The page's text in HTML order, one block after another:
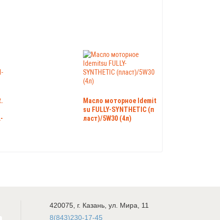
Масло моторное Idemit
su FULLY-SYNTHETIC (п
ласт)/5W30 (4л)
420075 г. Казань ул. Мира, 11
8(843)230-17-45